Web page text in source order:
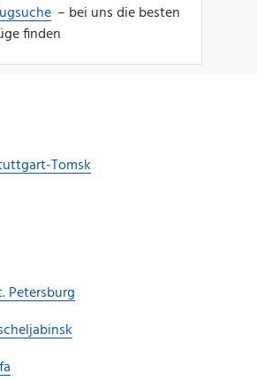
– bei uns die besten
finden
Tomsk
Petersburg